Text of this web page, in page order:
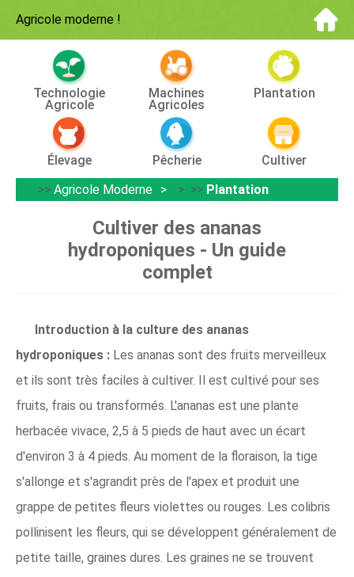
Agricole moderne !
Technologie
Agricole
Machines
Agricoles
Plantation
Élevage Pêcherie
Cultiver
>> Agricole Moderne > >> Plantation
Cultiver des ananas
hydroponiques - Un guide
complet
Introduction à la culture des ananas
hydroponiques : Les ananas sont des fruits merveilleux
et ils sont très faciles à cultiver. Il est cultivé pour ses
fruits, frais ou transformés. L'ananas est une plante
herbacée vivace, 2,5 à 5 pieds de haut avec un écart
d'environ 3 à 4 pieds. Au moment de la floraison, la tige
s'allonge et s'agrandit près de l'apex et produit une
grappe de petites fleurs violettes ou rouges. Les colibris
pollinisent les fleurs, qui se développent généralement de
petite taille, graines dures. Les graines ne se trouvent